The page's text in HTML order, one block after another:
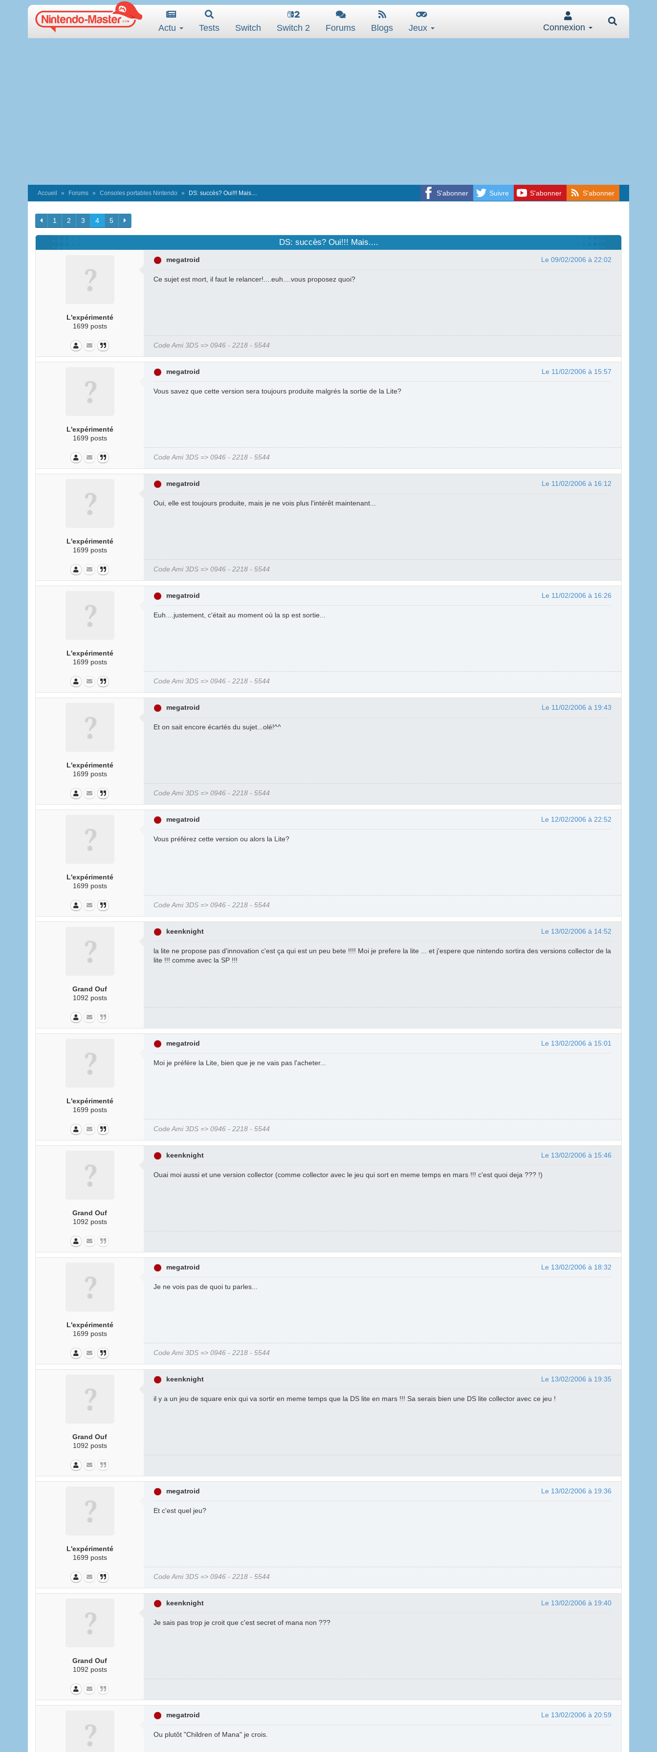
Actu Tests Switch Switch 2 Forums Blogs Jeux Connexion
S'abonner Suivre S'abonner S'abonner
Accueil Forums Consoles portables Nintendo DS: succès? Oui!!! Mais....
1 2 3 4 5
DS: succès? Oui!!! Mais....
L'expérimenté
1699 posts
megatroid Le 09/02/2006 à 22:02
Ce sujet est mort, il faut le relancer!....euh....vous proposez quoi?
Code Ami 3DS => 0946 - 2218 - 5544
L'expérimenté
1699 posts
megatroid Le 11/02/2006 à 15:57
Vous savez que cette version sera toujours produite malgrés la sortie de la Lite?
Code Ami 3DS => 0946 - 2218 - 5544
L'expérimenté
1699 posts
megatroid Le 11/02/2006 à 16:12
Oui, elle est toujours produite, mais je ne vois plus l'intérêt maintenant...
Code Ami 3DS => 0946 - 2218 - 5544
L'expérimenté
1699 posts
megatroid Le 11/02/2006 à 16:26
Euh....justement, c'était au moment où la sp est sortie...
Code Ami 3DS => 0946 - 2218 - 5544
L'expérimenté
1699 posts
megatroid Le 11/02/2006 à 19:43
Et on sait encore écartés du sujet...olé!^^
Code Ami 3DS => 0946 - 2218 - 5544
L'expérimenté
1699 posts
megatroid Le 12/02/2006 à 22:52
Vous préférez cette version ou alors la Lite?
Code Ami 3DS => 0946 - 2218 - 5544
Grand Ouf
1092 posts
keenknight Le 13/02/2006 à 14:52
la lite ne propose pas d'innovation c'est ça qui est un peu bete !!!! Moi je prefere la lite ... et j'espere que nintendo sortira des versions collector de la
lite !!! comme avec la SP !!!
L'expérimenté
1699 posts
megatroid Le 13/02/2006 à 15:01
Moi je préfère la Lite, bien que je ne vais pas l'acheter...
Code Ami 3DS => 0946 - 2218 - 5544
Grand Ouf
1092 posts
keenknight Le 13/02/2006 à 15:46
Ouai moi aussi et une version collector (comme collector avec le jeu qui sort en meme temps en mars !!! c'est quoi deja ??? !)
L'expérimenté
1699 posts
megatroid Le 13/02/2006 à 18:32
Je ne vois pas de quoi tu parles...
Code Ami 3DS => 0946 - 2218 - 5544
Grand Ouf
1092 posts
keenknight Le 13/02/2006 à 19:35
il y a un jeu de square enix qui va sortir en meme temps que la DS lite en mars !!! Sa serais bien une DS lite collector avec ce jeu !
L'expérimenté
1699 posts
megatroid Le 13/02/2006 à 19:36
Et c'est quel jeu?
Code Ami 3DS => 0946 - 2218 - 5544
Grand Ouf
1092 posts
keenknight Le 13/02/2006 à 19:40
Je sais pas trop je croit que c'est secret of mana non ???
megatroid Le 13/02/2006 à 20:59
Ou plutôt "Children of Mana" je crois.